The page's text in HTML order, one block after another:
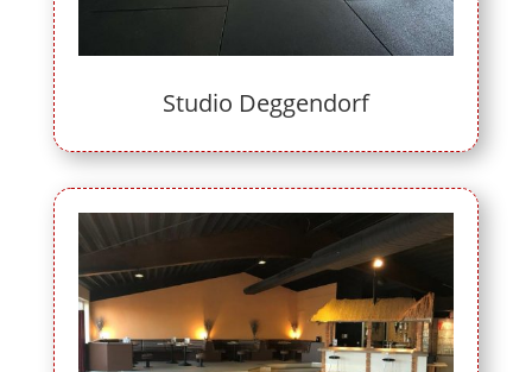
Studio Deggendorf